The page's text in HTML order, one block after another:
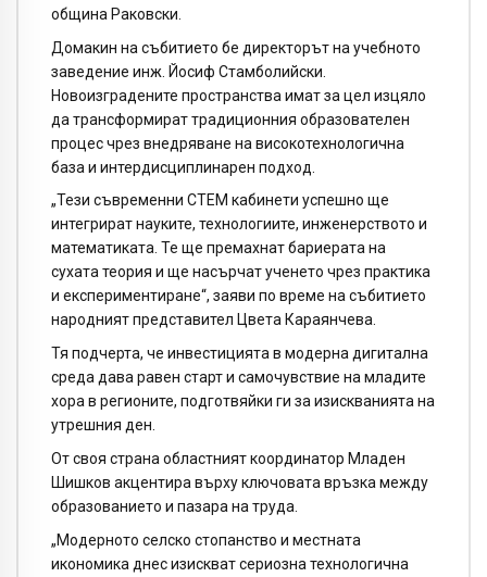
община Раковски.
Домакин на събитието бе директорът на учебното
заведение инж. Йосиф Стамболийски.
Новоизградените пространства имат за цел изцяло
да трансформират традиционния образователен
процес чрез внедряване на високотехнологична
база и интердисциплинарен подход.
„Тези съвременни СТЕМ кабинети успешно ще
интегрират науките, технологиите, инженерството и
математиката. Те ще премахнат бариерата на
сухата теория и ще насърчат ученето чрез практика
и експериментиране“, заяви по време на събитието
народният представител Цвета Караянчева.
Тя подчерта, че инвестицията в модерна дигитална
среда дава равен старт и самочувствие на младите
хора в регионите, подготвяйки ги за изискванията на
утрешния ден.
От своя страна областният координатор Младен
Шишков акцентира върху ключовата връзка между
образованието и пазара на труда.
„Модерното селско стопанство и местната
икономика днес изискват сериозна технологична